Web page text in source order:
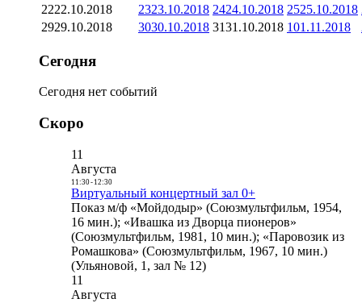
2222.10.2018 2323.10.2018 2424.10.2018 2525.10.2018
2929.10.2018 3030.10.2018 3131.10.2018 101.11.2018
Сегодня
Сегодня нет событий
Скоро
11
Августа
11:30- 12:30
Виртуальный концертный зал 0+
Показ м/ф «Мойдодыр» (Союзмультфильм, 1954,
16 мин.); «Ивашка из Дворца пионеров»
(Союзмультфильм, 1981, 10 мин.); «Паровозик из
Ромашкова» (Союзмультфильм, 1967, 10 мин.)
(Ульяновой, 1, зал № 12)
11
Августа